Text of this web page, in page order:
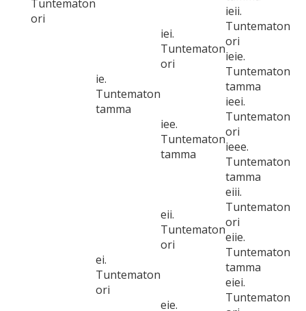
Tuntematon
ori
ie.
Tuntematon
tamma
iei.
Tuntematon
ori
ieii.
Tuntematon
ori
ieie.
Tuntematon
tamma
iee.
Tuntematon
tamma
ieei.
Tuntematon
ori
ieee.
Tuntematon
tamma
ei.
Tuntematon
ori
eii.
Tuntematon
ori
eiii.
Tuntematon
ori
eiie.
Tuntematon
tamma
eie.
eiei.
Tuntematon